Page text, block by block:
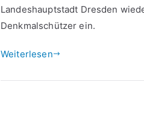
Schloss
Pillnitz
Landeshauptstadt Dresden
Denkmalschützer ein.
Weiterlesen